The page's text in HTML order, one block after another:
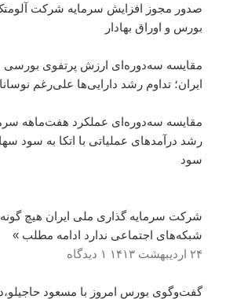
صدور مجوز افزایش سرمایه شرکت
بورس و اوراق بهادار
مقایسه سه‌دوره‌ای ارزش پرتفوی بورسی
ایران؛ تداوم رشد دارایی‌ها علی‌رغم
مقایسه سه‌دوره‌ای عملکرد هفت‌ماهه
رشد درآمدهای عملیاتی با اتکا به سود
سود
شرکت سرمایه گذاری ملی ایران هیچ گونه
شبکه‌های اجتماعی ندارد ادامه مطلب »
۲۴ اردیبهشت ۱۴۱۳
۱ دیدگاه
گفت‌وگوی بورس امروز با مسعود